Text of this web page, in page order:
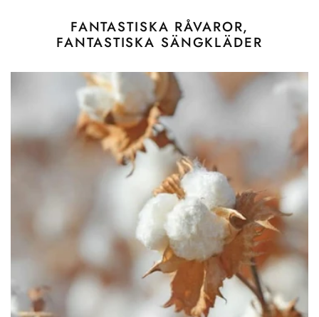
FANTASTISKA RÅVAROR,
FANTASTISKA SÄNGKLÄDER